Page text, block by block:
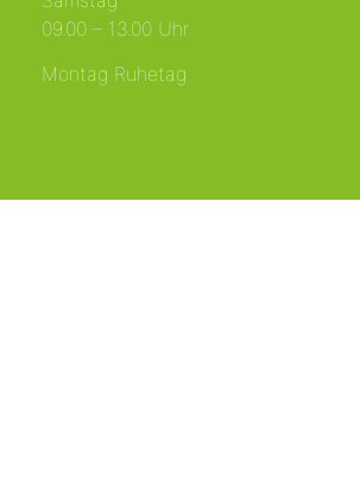
09.00 – 13.00 Uhr
Montag Ruhetag